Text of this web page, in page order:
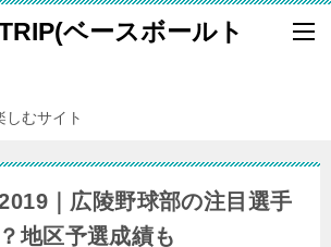
ベースボールト
しむサイト
｜広陵野球部の注目選手
地区予選成績も